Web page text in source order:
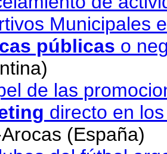
Municipales
públicas o
de las
directo en
(España)